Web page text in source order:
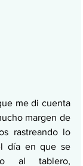
me di cuenta
margen de
rastreando lo
día en que se
al tablero,